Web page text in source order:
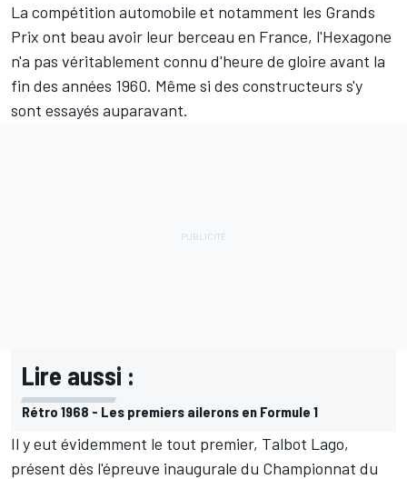
La compétition automobile et notamment les Grands
Prix ont beau avoir leur berceau en France, l'Hexagone
n'a pas véritablement connu d'heure de gloire avant la
fin des années 1960. Même si des constructeurs s'y
sont essayés auparavant.
Lire aussi :
Rétro 1968 - Les premiers ailerons en Formule 1
Il y eut évidemment le tout premier, Talbot Lago,
présent dès l'épreuve inaugurale du Championnat du